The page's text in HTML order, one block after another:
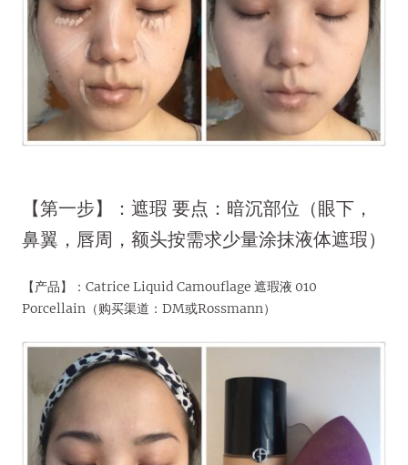
【第一步】：遮瑕 要点：暗沉部位（眼下，
鼻翼，唇周，额头按需求少量涂抹液体遮瑕）
【产品】：Catrice Liquid Camouflage 遮瑕液 010
Porcellain（购买渠道：DM或Rossmann）